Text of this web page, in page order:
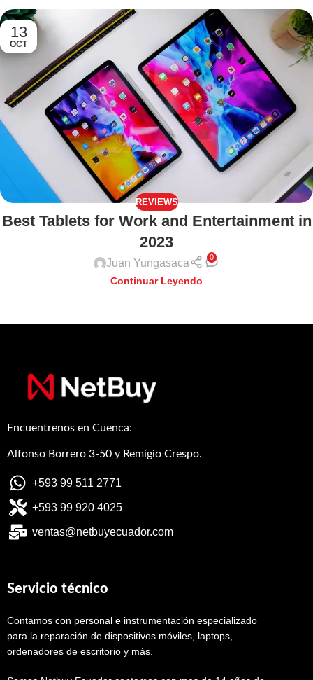
13
OCT
REVIEWS
Best Tablets for Work and Entertainment in
2023
Juan Yungasaca
0
Continuar Leyendo
Encuentrenos en Cuenca:
Alfonso Borrero 3-50 y Remigio Crespo.
+593 99 511 2771
+593 99 920 4025
ventas@netbuyecuador.com
Servicio técnico
Contamos con personal e instrumentación especializado
para la reparación de dispositivos móviles, laptops,
ordenadores de escritorio y más.